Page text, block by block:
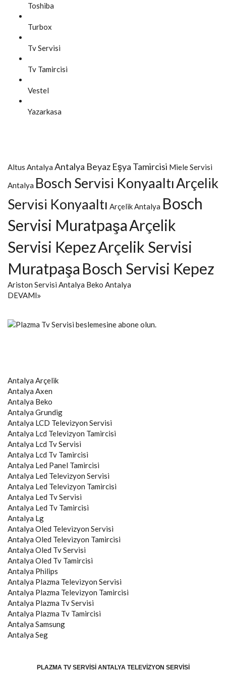
Toshiba
Turbox
Tv Servisi
Tv Tamircisi
Vestel
Yazarkasa
Altus Antalya Antalya Beyaz Eşya Tamircisi Miele Servisi
Antalya Bosch Servisi KonyaaltıArçelik
Servisi Konyaaltı Arçelik Antalya Bosch
Servisi MuratpaşaArçelik
Servisi KepezArçelik Servisi
Muratpaşa Bosch Servisi Kepez
Ariston Servisi Antalya Beko Antalya
DEVAMI
Antalya Arçelik
Antalya Axen
Antalya Beko
Antalya Grundig
Antalya LCD Televizyon Servisi
Antalya Lcd Televizyon Tamircisi
Antalya Lcd Tv Servisi
Antalya Lcd Tv Tamircisi
Antalya Led Panel Tamircisi
Antalya Led Televizyon Servisi
Antalya Led Televizyon Tamircisi
Antalya Led Tv Servisi
Antalya Led Tv Tamircisi
Antalya Lg
Antalya Oled Televizyon Servisi
Antalya Oled Televizyon Tamircisi
Antalya Oled Tv Servisi
Antalya Oled Tv Tamircisi
Antalya Philips
Antalya Plazma Televizyon Servisi
Antalya Plazma Televizyon Tamircisi
Antalya Plazma Tv Servisi
Antalya Plazma Tv Tamircisi
Antalya Samsung
Antalya Seg
PLAZMA TV SERVISI ANTALYA TELEVIZYON SERVISI